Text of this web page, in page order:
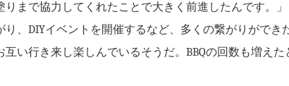
まで協力してくれたことで大きく前進したんです。
り、DIYイベントを開催するなど、多くの繋がりができ
い行き来し楽しんでいるそうだ。BBQの回数も増えた